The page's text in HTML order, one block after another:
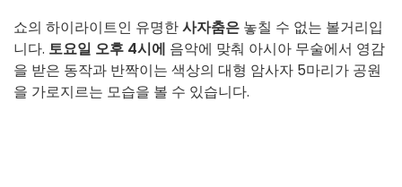
쇼의 하이라이트인 유명한사자춤은 놓칠 수 없는 볼거리입
니다. 토요일 오후 4시에 음악에 맞춰 아시아 무술에서 영감
을 받은 동작과 반짝이는 색상의 대형 암사자 5마리가 공원
을 가로지르는 모습을 볼 수 있습니다.